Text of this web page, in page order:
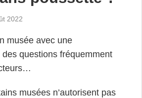
2022
musée avec une
questions fréquemment
musées n’autorisent pas